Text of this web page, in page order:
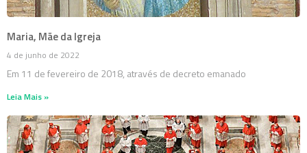
Maria, Mãe da Igreja
4 de junho de 2022
Em 11 de fevereiro de 2018, através de decreto emanado
Leia Mais »